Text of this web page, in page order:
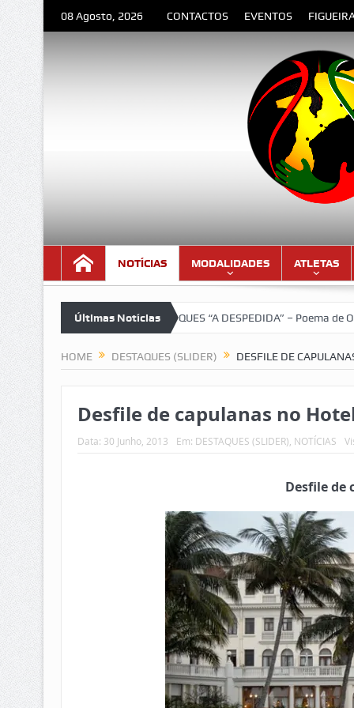
08 Agosto, 2026 CONTACTOS EVENTOS
NOTÍCIAS MODALIDADES ATLETAS
Últimas Notícias
LOURENÇO MARQUES “A DESPEDIDA” – Poema de Orlando Valente
HOME DESTAQUES (SLIDER) DESFILE DE
Desfile de capulanas no
Data: 30 Junho, 2013 Em: DESTAQUES (SLIDER) NOTÍCIAS
Desfile de